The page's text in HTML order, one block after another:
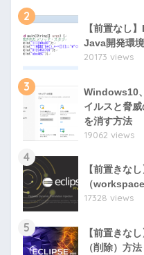
2
【前置なし
Java開発環境
20173 views
3
Windows10
イルスと脅
を消す方法
19062 views
4
【前置きな
（
17328 views
5
【前置きな
（削除）方